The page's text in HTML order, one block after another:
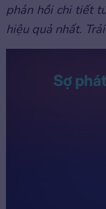
phản hồi chi tiết
hiệu quả nhất.